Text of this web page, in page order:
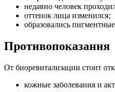
недавно человек
оттенок лица изменился;
образовались
Противопоказания
От биоревитализации стоит
кожные заболевания и